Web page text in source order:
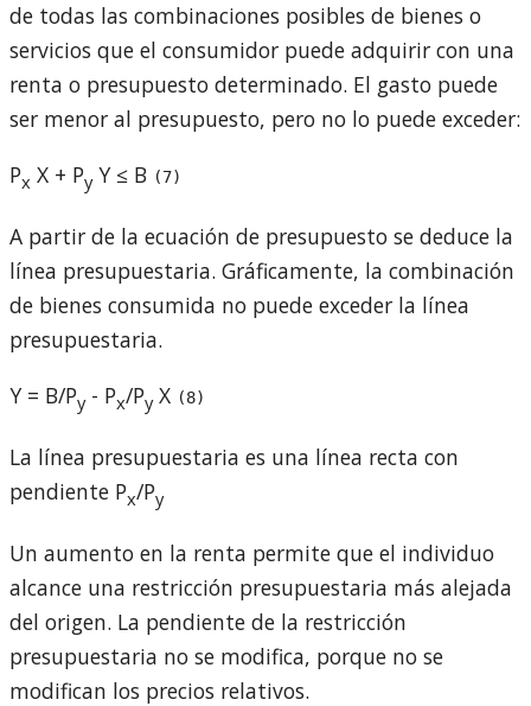
de todas las combinaciones posibles de bienes o
servicios que el consumidor puede adquirir con una
renta o presupuesto determinado. El gasto puede
ser menor al presupuesto, pero no lo puede exceder:
Px X + PyY ≤ B (7)
A partir de la ecuación de presupuesto se deduce la
línea presupuestaria. Gráficamente, la combinación
de bienes consumida no puede exceder la línea
presupuestaria.
Y = B/Py- Px/PyX (8)
La línea presupuestaria es una línea recta con
pendiente Px/Py
Un aumento en la renta permite que el individuo
alcance una restricción presupuestaria más alejada
del origen. La pendiente de la restricción
presupuestaria no se modifica, porque no se
modifican los precios relativos.